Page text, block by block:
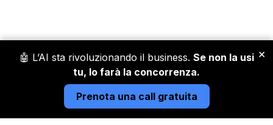
×
🤖 L’AI sta rivoluzionando il business. Se non la usi
tu, lo farà la concorrenza.
Prenota una call gratuita